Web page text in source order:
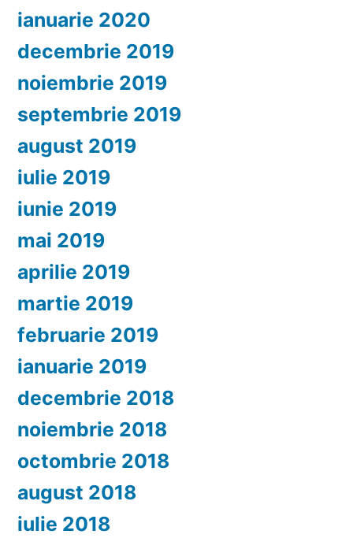
ianuarie 2020
decembrie 2019
noiembrie 2019
septembrie 2019
august 2019
iulie 2019
iunie 2019
mai 2019
aprilie 2019
martie 2019
februarie 2019
ianuarie 2019
decembrie 2018
noiembrie 2018
octombrie 2018
august 2018
iulie 2018